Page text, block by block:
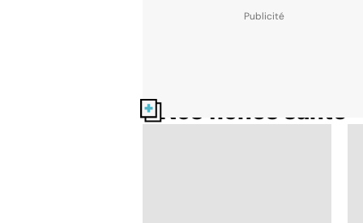
Nos fiches santé